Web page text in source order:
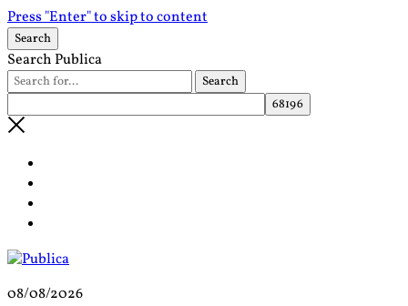
Press "Enter" to skip to content
Search
Search Publica
08/08/2026